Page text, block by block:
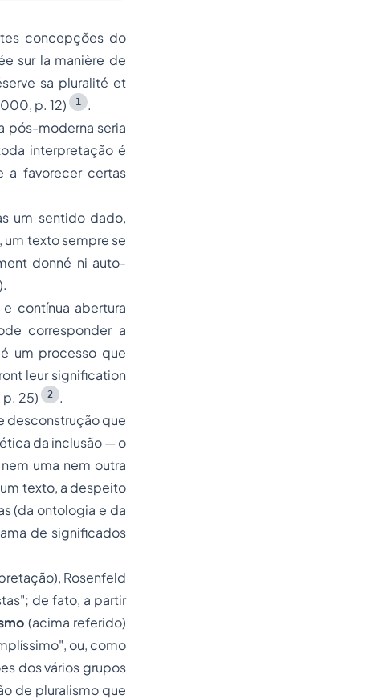
concepções do
sur la manière de
sa pluralité et
p. 12)
1
.
pós-moderna seria
interpretação é
a favorecer certas
um sentido dado,
um texto sempre se
donné ni auto-
contínua abertura
corresponder a
um processo que
leur signification
25)
2
.
desconstrução que
da inclusão — o
uma nem outra
texto, a despeito
(da ontologia e da
de significados
Rosenfeld
de fato, a partir
(acima referido)
ou, como
dos vários grupos
de pluralismo que